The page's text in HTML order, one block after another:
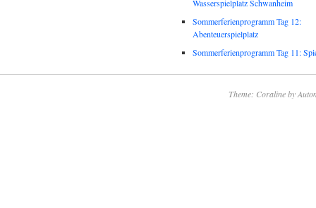
Wasserspielplatz Schwanheim
Sommerferienprogramm Tag 12:
Abenteuerspielplatz
Sommerferienprogramm Tag 11:
Theme: Coraline by